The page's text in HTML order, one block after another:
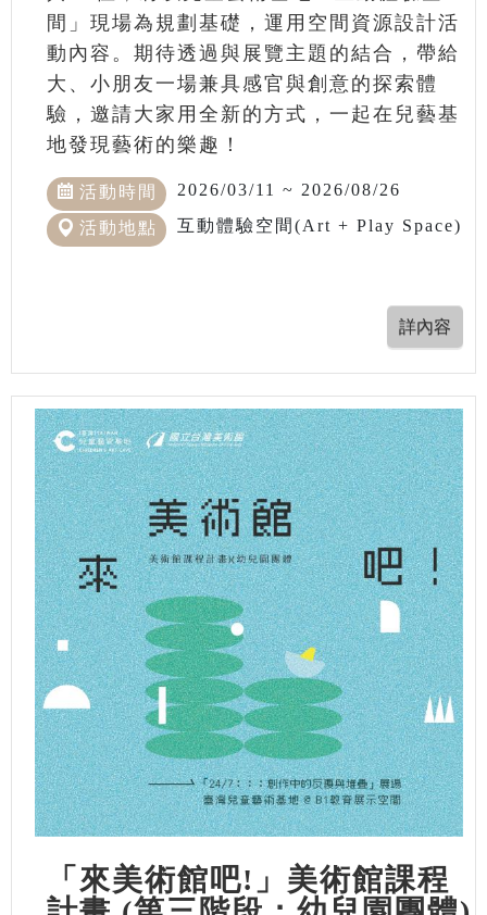
間」現場為規劃基礎，運用空間資源設計活
動內容。期待透過與展覽主題的結合，帶給
大、小朋友一場兼具感官與創意的探索體
驗，邀請大家用全新的方式，一起在兒藝基
地發現藝術的樂趣！
活動時間 2026/03/11 ~ 2026/08/26
活動地點 互動體驗空間(Art + Play Space)
「來美術館吧!」美術館課程